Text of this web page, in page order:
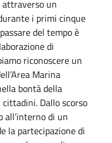
un
i primi cinque
del tempo è
di
riconoscere un
Marina
bontà della
Dallo scorso
all’interno di un
la partecipazione di